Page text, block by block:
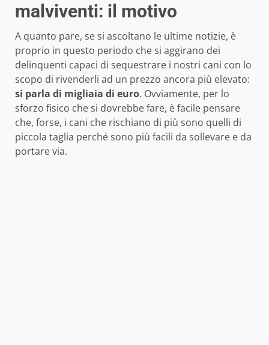
malviventi: il motivo
A quanto pare, se si ascoltano le ultime notizie, è
proprio in questo periodo che si aggirano dei
delinquenti capaci di sequestrare i nostri cani con lo
scopo di rivenderli ad un prezzo ancora più elevato:
si parla di migliaia di euro. Ovviamente, per lo
sforzo fisico che si dovrebbe fare, è facile pensare
che, forse, i cani che rischiano di più sono quelli di
piccola taglia perché sono più facili da sollevare e da
portare via.